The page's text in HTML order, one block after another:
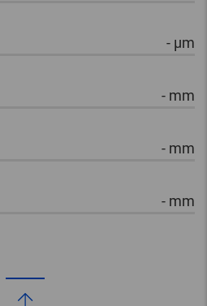
- µm
- mm
- mm
- mm